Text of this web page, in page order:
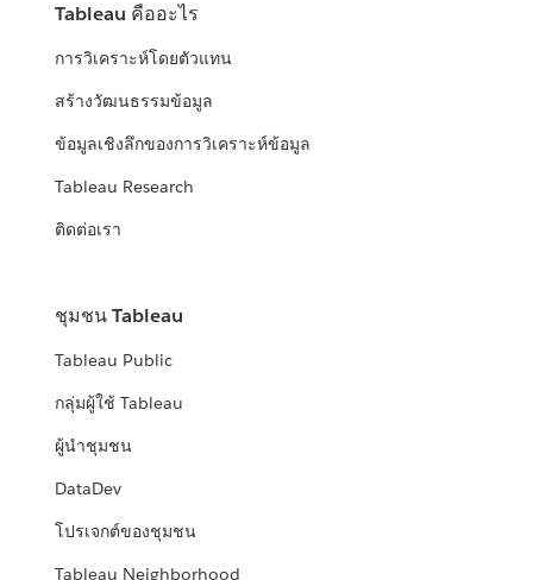
Tableau คืออะไร
การวิเคราะห์โดยตัวแทน
สร้างวัฒนธรรมข้อมูล
ข้อมูลเชิงลึกของการวิเคราะห์ข้อมูล
Tableau Research
ติดต่อเรา
ชุมชน Tableau
Tableau Public
กลุ่มผู้ใช้ Tableau
ผู้นำชุมชน
DataDev
โปรเจกต์ของชุมชน
Tableau Neighborhood